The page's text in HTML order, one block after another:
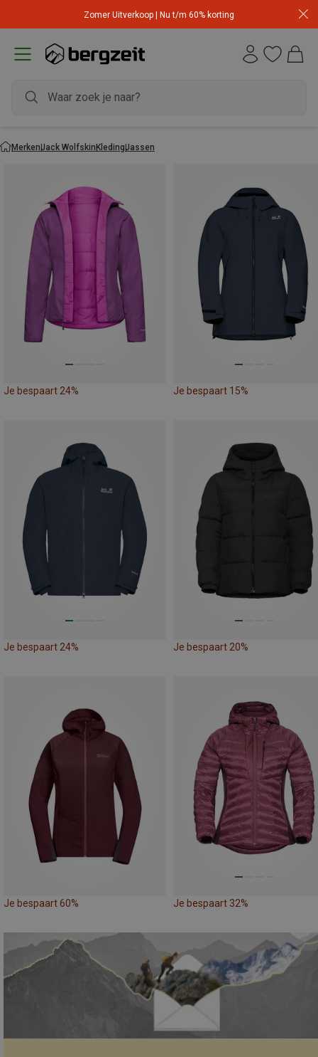
Zomer Uitverkoop | Nu t/m 60% korting
MerkenJack WolfskinKledingJassen
Je bespaart 24% Je bespaart 15%
Je bespaart 24% Je bespaart 20%
Je bespaart 60% Je bespaart 32%